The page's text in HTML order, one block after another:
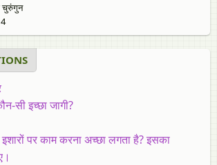
चुरुंगुन
सी इच्छा जागी?
पर काम करना अच्छा लगता है? इसका